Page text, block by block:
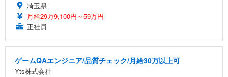
埼玉県
月給29万9,100円～59万円
正社員
ゲームQAエンジニア/品質チェック/月給30万以上可
Yts株式会社